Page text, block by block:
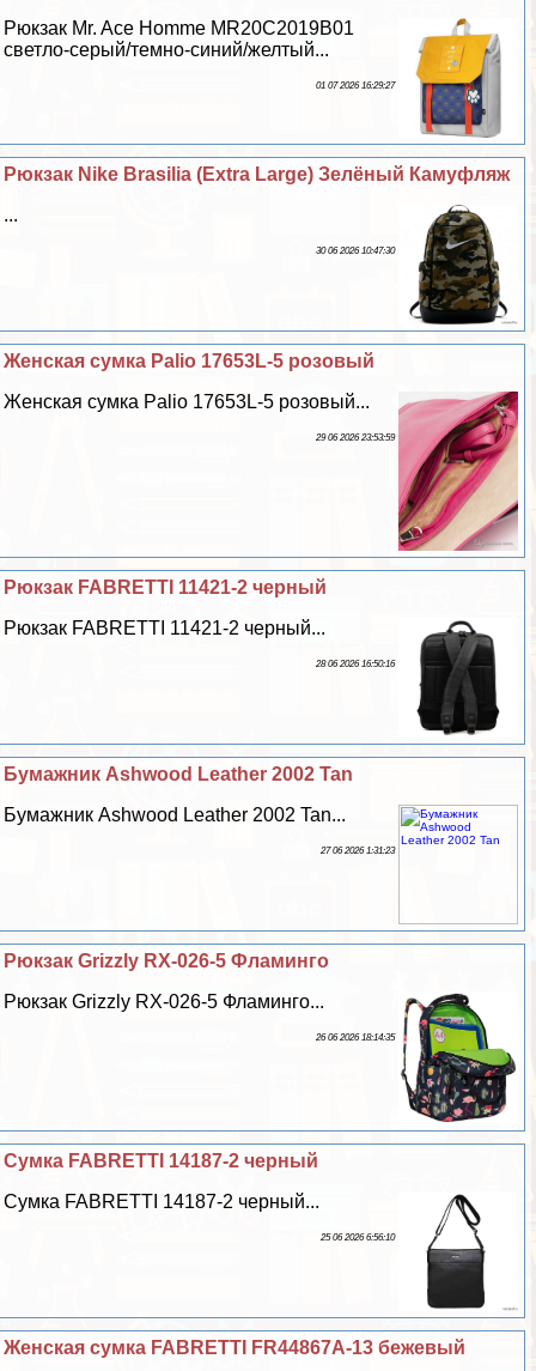
Рюкзак Mr. Ace Homme MR20C2019B01
светло-серый/темно-синий/желтый...
01 07 2026 16:29:27
Рюкзак Nike Brasilia (Extra Large) Зелёный Камуфляж
...
30 06 2026 10:47:30
Женская сумка Palio 17653L-5 розовый
Женская сумка Palio 17653L-5 розовый...
29 06 2026 23:53:59
Рюкзак FABRETTI 11421-2 черный
Рюкзак FABRETTI 11421-2 черный...
28 06 2026 16:50:16
Бумажник Ashwood Leather 2002 Tan
Бумажник Ashwood Leather 2002 Tan...
27 06 2026 1:31:23
Рюкзак Grizzly RX-026-5 Фламинго
Рюкзак Grizzly RX-026-5 Фламинго...
26 06 2026 18:14:35
Сумка FABRETTI 14187-2 черный
Сумка FABRETTI 14187-2 черный...
25 06 2026 6:56:10
Женская сумка FABRETTI FR44867A-13 бежевый